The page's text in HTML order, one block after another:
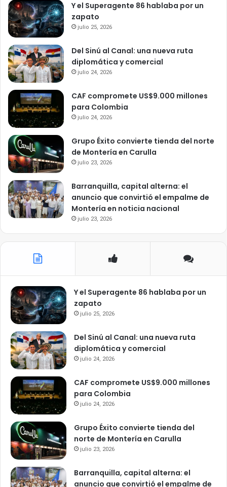
Y el Superagente 86 hablaba por un
zapato
julio 25, 2026
Del Sinú al Canal: una nueva ruta
diplomática y comercial
julio 24, 2026
CAF compromete US$9.000 millones
para Colombia
julio 24, 2026
Grupo Éxito convierte tienda del norte
de Montería en Carulla
julio 23, 2026
Barranquilla, capital alterna: el
anuncio que convirtió el empalme de
Montería en noticia nacional
julio 23, 2026
Y el Superagente 86 hablaba por un
zapato
julio 25, 2026
Del Sinú al Canal: una nueva ruta
diplomática y comercial
julio 24, 2026
CAF compromete US$9.000 millones
para Colombia
julio 24, 2026
Grupo Éxito convierte tienda del
norte de Montería en Carulla
julio 23, 2026
Barranquilla, capital alterna: el
anuncio que convirtió el empalme de